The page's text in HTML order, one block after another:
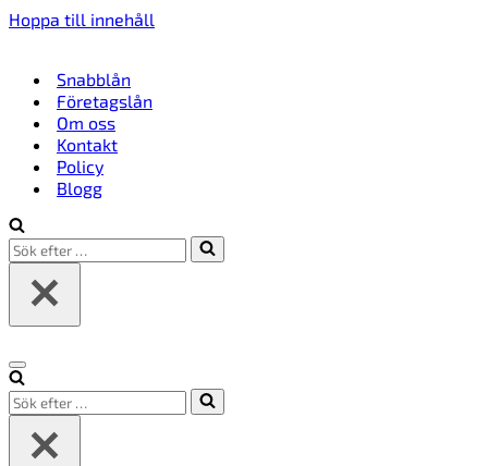
Hoppa till innehåll
Snabblån
Företagslån
Om oss
Kontakt
Policy
Blogg
Sök
efter
Navigeringsmeny
Sök
efter